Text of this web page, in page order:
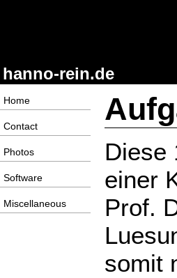
hanno-rein.de
Home
Contact
Photos
Software
Miscellaneous
Diese
einer
Prof.
somit